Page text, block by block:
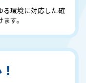
る環境に対応した確
す。